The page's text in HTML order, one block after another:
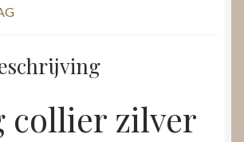
collier zilver